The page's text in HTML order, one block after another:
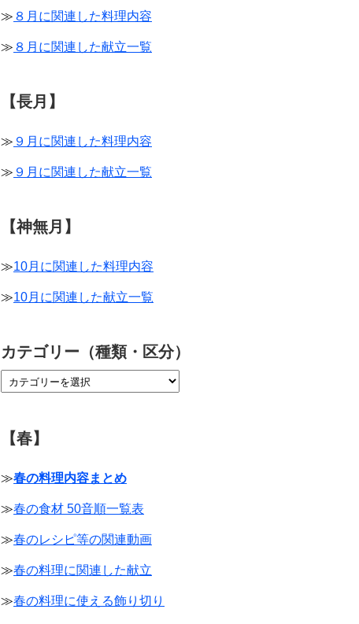
≫ ８月に関連した料理内容
≫ ８月に関連した献立一覧
【長月】
≫ ９月に関連した料理内容
≫ ９月に関連した献立一覧
【神無月】
≫10月に関連した料理内容
≫10月に関連した献立一覧
カテゴリー（種類・区分）
【春】
≫春の料理内容まとめ
≫春の食材 50音順一覧表
≫春のレシピ等の関連動画
≫春の料理に関連した献立
≫春の料理に使える飾り切り